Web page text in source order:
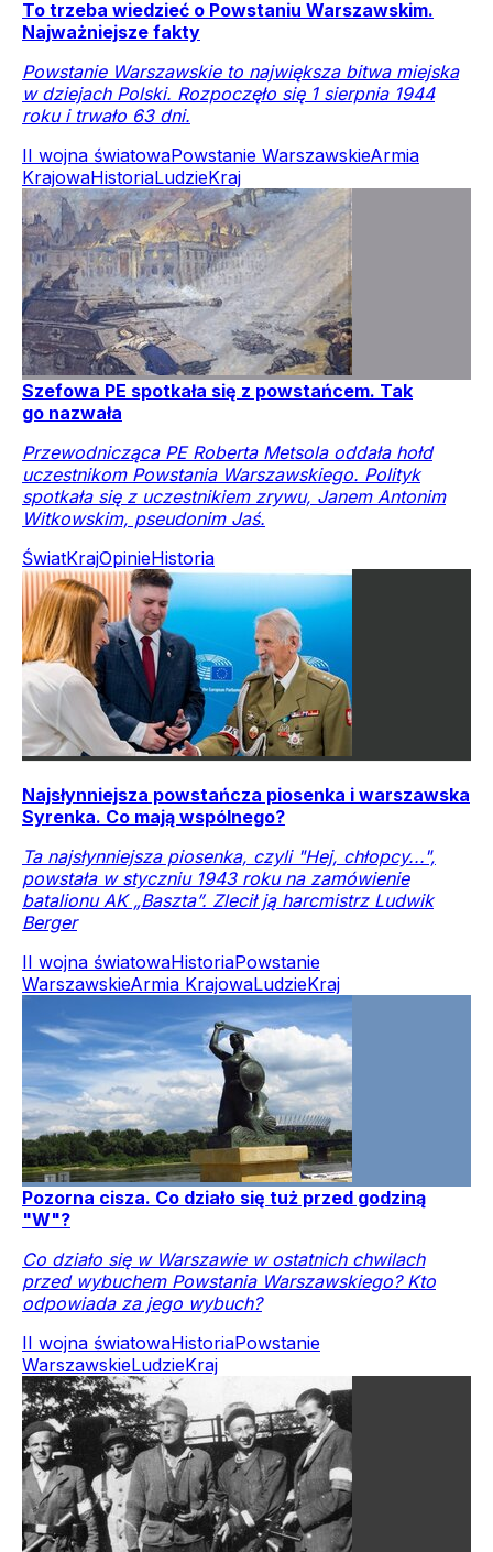
To trzeba wiedzieć o Powstaniu Warszawskim.
Najważniejsze fakty
Powstanie Warszawskie to największa bitwa miejska
w dziejach Polski. Rozpoczęło się 1 sierpnia 1944
roku i trwało 63 dni.
II wojna światowaPowstanie WarszawskieArmia
KrajowaHistoriaLudzieKraj
Szefowa PE spotkała się z powstańcem. Tak
go nazwała
Przewodnicząca PE Roberta Metsola oddała hołd
uczestnikom Powstania Warszawskiego. Polityk
spotkała się z uczestnikiem zrywu, Janem Antonim
Witkowskim, pseudonim Jaś.
ŚwiatKrajOpinieHistoria
Najsłynniejsza powstańcza piosenka i warszawska
Syrenka. Co mają wspólnego?
Ta najsłynniejsza piosenka, czyli "Hej, chłopcy...",
powstała w styczniu 1943 roku na zamówienie
batalionu AK „Baszta”. Zlecił ją harcmistrz Ludwik
Berger
II wojna światowaHistoriaPowstanie
WarszawskieArmia KrajowaLudzieKraj
Pozorna cisza. Co działo się tuż przed godziną
"W"?
Co działo się w Warszawie w ostatnich chwilach
przed wybuchem Powstania Warszawskiego? Kto
odpowiada za jego wybuch?
II wojna światowaHistoriaPowstanie
WarszawskieLudzieKraj